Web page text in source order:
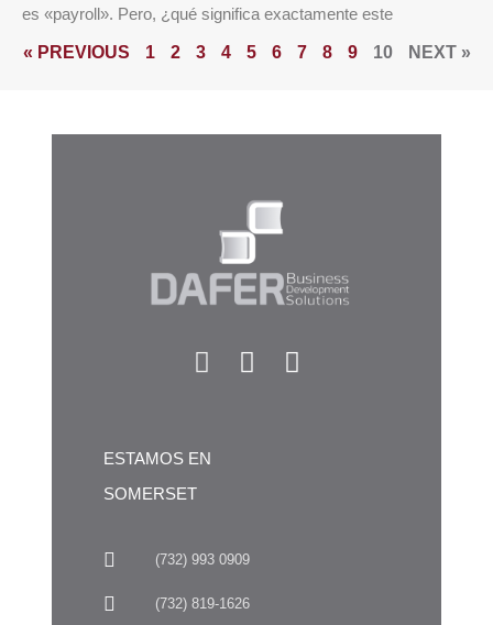
es «payroll». Pero, ¿qué significa exactamente este
« PREVIOUS 1 2 3 4 5 6 7 8 9 10 NEXT »
ESTAMOS EN
SOMERSET
(732) 993 0909
(732) 819-1626